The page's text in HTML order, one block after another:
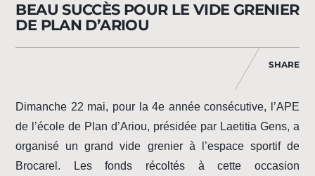
BEAU SUCCÈS POUR LE VIDE GRENIER
DE PLAN D’ARIOU
SHARE
Dimanche 22 mai, pour la 4e année consécutive, l’APE
de l’école de Plan d’Ariou, présidée par Laetitia Gens, a
organisé un grand vide grenier à l’espace sportif de
Brocarel. Les fonds récoltés à cette occasion